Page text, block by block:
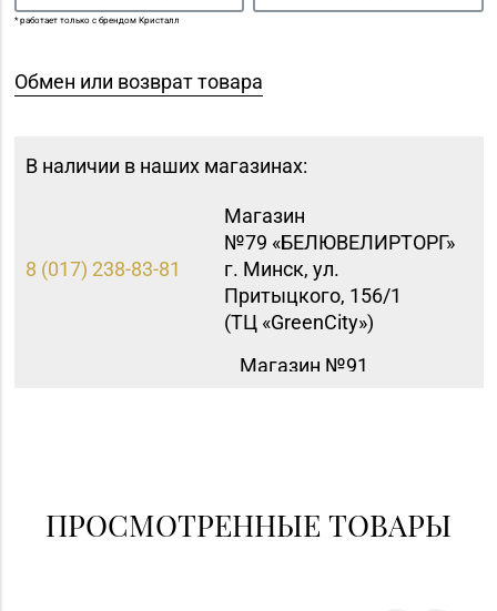
* работает только с брендом Кристалл
Обмен или возврат товара
В наличии в наших магазинах:
8 (017) 238-83-81
Магазин
№79 «БЕЛЮВЕЛИРТОРГ»
г. Минск, ул.
Притыцкого, 156/1
(ТЦ «GreenCitу»)
Магазин №91
ПРОСМОТРЕННЫЕ ТОВАРЫ